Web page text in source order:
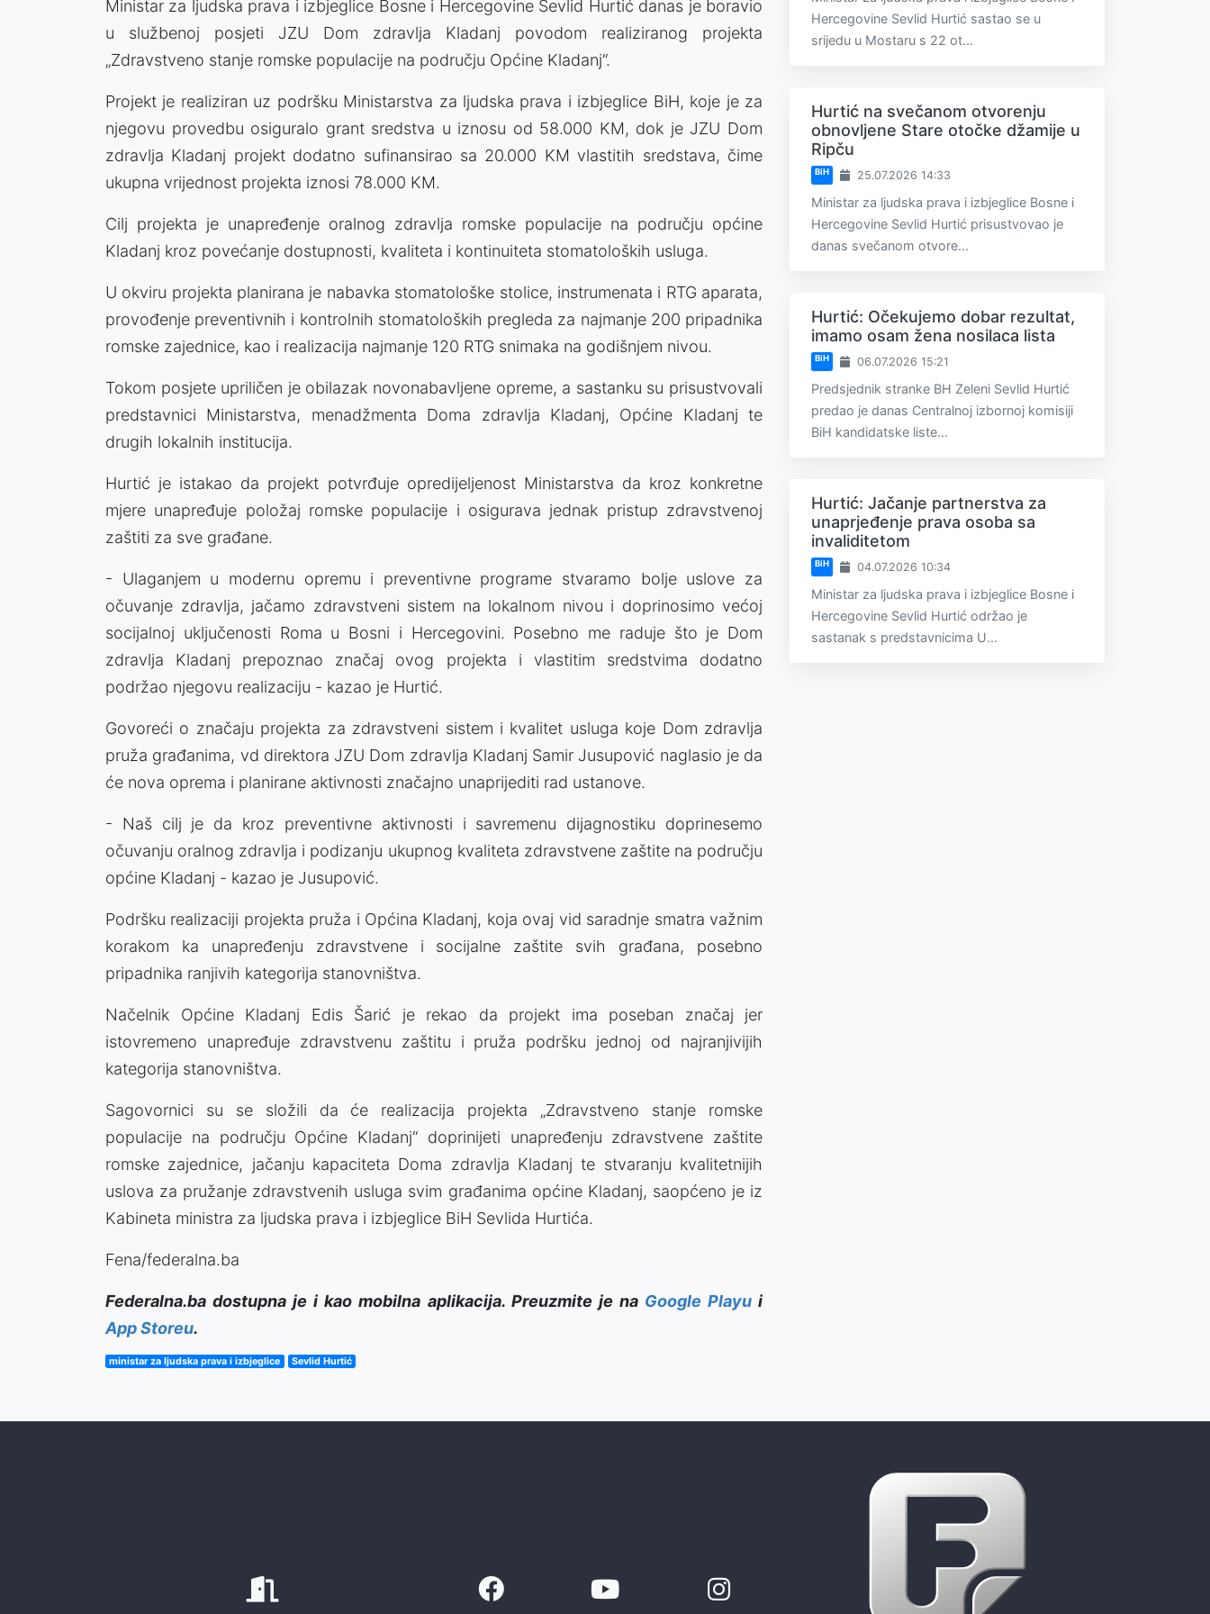
Ministar za ljudska prava i izbjeglice Bosne i Hercegovine Sevlid Hurtić danas je boravio
u službenoj posjeti JZU Dom zdravlja Kladanj povodom realiziranog projekta
„Zdravstveno stanje romske populacije na području Općine Kladanj“.
Projekt je realiziran uz podršku Ministarstva za ljudska prava i izbjeglice BiH, koje je za
njegovu provedbu osiguralo grant sredstva u iznosu od 58.000 KM, dok je JZU Dom
zdravlja Kladanj projekt dodatno sufinansirao sa 20.000 KM vlastitih sredstava, čime
ukupna vrijednost projekta iznosi 78.000 KM.
Cilj projekta je unapređenje oralnog zdravlja romske populacije na području općine
Kladanj kroz povećanje dostupnosti, kvaliteta i kontinuiteta stomatoloških usluga.
U okviru projekta planirana je nabavka stomatološke stolice, instrumenata i RTG aparata,
provođenje preventivnih i kontrolnih stomatoloških pregleda za najmanje 200 pripadnika
romske zajednice, kao i realizacija najmanje 120 RTG snimaka na godišnjem nivou.
Tokom posjete upriličen je obilazak novonabavljene opreme, a sastanku su prisustvovali
predstavnici Ministarstva, menadžmenta Doma zdravlja Kladanj, Općine Kladanj te
drugih lokalnih institucija.
Hurtić je istakao da projekt potvrđuje opredijeljenost Ministarstva da kroz konkretne
mjere unapređuje položaj romske populacije i osigurava jednak pristup zdravstvenoj
zaštiti za sve građane.
- Ulaganjem u modernu opremu i preventivne programe stvaramo bolje uslove za
očuvanje zdravlja, jačamo zdravstveni sistem na lokalnom nivou i doprinosimo većoj
socijalnoj uključenosti Roma u Bosni i Hercegovini. Posebno me raduje što je Dom
zdravlja Kladanj prepoznao značaj ovog projekta i vlastitim sredstvima dodatno
podržao njegovu realizaciju - kazao je Hurtić.
Govoreći o značaju projekta za zdravstveni sistem i kvalitet usluga koje Dom zdravlja
pruža građanima, vd direktora JZU Dom zdravlja Kladanj Samir Jusupović naglasio je da
će nova oprema i planirane aktivnosti značajno unaprijediti rad ustanove.
- Naš cilj je da kroz preventivne aktivnosti i savremenu dijagnostiku doprinesemo
očuvanju oralnog zdravlja i podizanju ukupnog kvaliteta zdravstvene zaštite na području
općine Kladanj - kazao je Jusupović.
Podršku realizaciji projekta pruža i Općina Kladanj, koja ovaj vid saradnje smatra važnim
korakom ka unapređenju zdravstvene i socijalne zaštite svih građana, posebno
pripadnika ranjivih kategorija stanovništva.
Načelnik Općine Kladanj Edis Šarić je rekao da projekt ima poseban značaj jer
istovremeno unapređuje zdravstvenu zaštitu i pruža podršku jednoj od najranjivijih
kategorija stanovništva.
Sagovornici su se složili da će realizacija projekta „Zdravstveno stanje romske
populacije na području Općine Kladanj“ doprinijeti unapređenju zdravstvene zaštite
romske zajednice, jačanju kapaciteta Doma zdravlja Kladanj te stvaranju kvalitetnijih
uslova za pružanje zdravstvenih usluga svim građanima općine Kladanj, saopćeno je iz
Kabineta ministra za ljudska prava i izbjeglice BiH Sevlida Hurtića.
Fena/federalna.ba
Federalna.ba dostupna je i kao mobilna aplikacija. Preuzmite je na Google Playui
App Storeu.
ministar za ljudska prava i izbjeglice Sevlid Hurtić
Hercegovine Sevlid Hurtić sastao se u
srijedu u Mostaru s 22 ot...
Hurtić na svečanom otvorenju
obnovljene Stare otočke džamije u
Ripču
BiH 25.07.2026 14:33
Ministar za ljudska prava i izbjeglice Bosne i
Hercegovine Sevlid Hurtić prisustvovao je
danas svečanom otvore...
Hurtić: Očekujemo dobar rezultat,
imamo osam žena nosilaca lista
BiH 06.07.2026 15:21
Predsjednik stranke BH Zeleni Sevlid Hurtić
predao je danas Centralnoj izbornoj komisiji
BiH kandidatske liste...
Hurtić: Jačanje partnerstva za
unaprjeđenje prava osoba sa
invaliditetom
BiH 04.07.2026 10:34
Ministar za ljudska prava i izbjeglice Bosne i
Hercegovine Sevlid Hurtić održao je
sastanak s predstavnicima U...